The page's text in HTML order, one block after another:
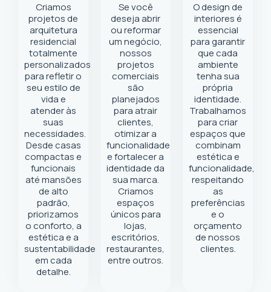
Criamos
projetos de
arquitetura
residencial
totalmente
personalizados
para refletir o
seu estilo de
vida e
atender às
suas
necessidades.
Desde casas
compactas e
funcionais
até mansões
de alto
padrão,
priorizamos
o conforto, a
estética e a
sustentabilidade
em cada
detalhe.
Se você
deseja abrir
ou reformar
um negócio,
nossos
projetos
comerciais
são
planejados
para atrair
clientes,
otimizar a
funcionalidade
e fortalecer a
identidade da
sua marca.
Criamos
espaços
únicos para
lojas,
escritórios,
restaurantes,
entre outros.
O design de
interiores é
essencial
para garantir
que cada
ambiente
tenha sua
própria
identidade.
Trabalhamos
para criar
espaços que
combinam
estética e
funcionalidade,
respeitando
as
preferências
e o
orçamento
de nossos
clientes.